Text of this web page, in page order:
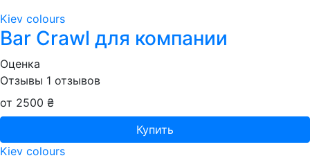
Kiev colours
Bar Crawl для компании
Оценка
Отзывы 1 отзывов
от 2500 ₴
Купить
Kiev colours